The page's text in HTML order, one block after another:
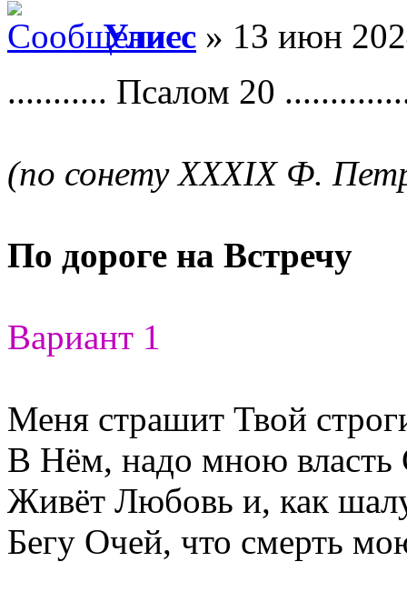
Улисс » 13 июн
........... Псалом 20
(по сонету XXXIX Ф.
По дороге на Встречу
Вариант 1
Меня страшит Твой
В Нём, надо мною власть
Живёт Любовь и, как
Бегу Очей, что смерть